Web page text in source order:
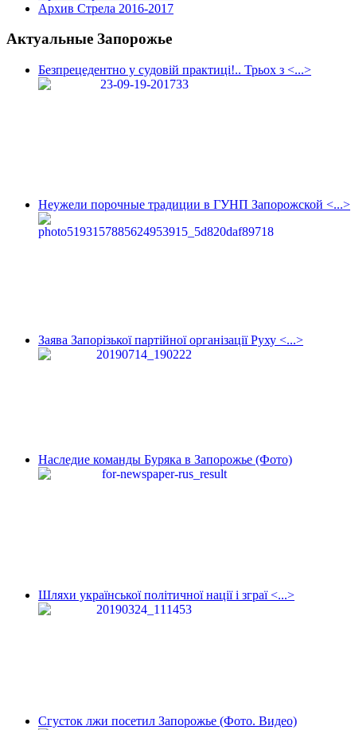
Архив Стрела 2016-2017
Актуальные Запорожье
Безпрецедентно у судовій практиці!.. Трьох з <...>
Неужели порочные традиции в ГУНП Запорожской <...>
Заява Запорізької партійної організації Руху <...>
Наследие команды Буряка в Запорожье (Фото)
Шляхи української політичної нації і зграї <...>
Сгусток лжи посетил Запорожье (Фото. Видео)